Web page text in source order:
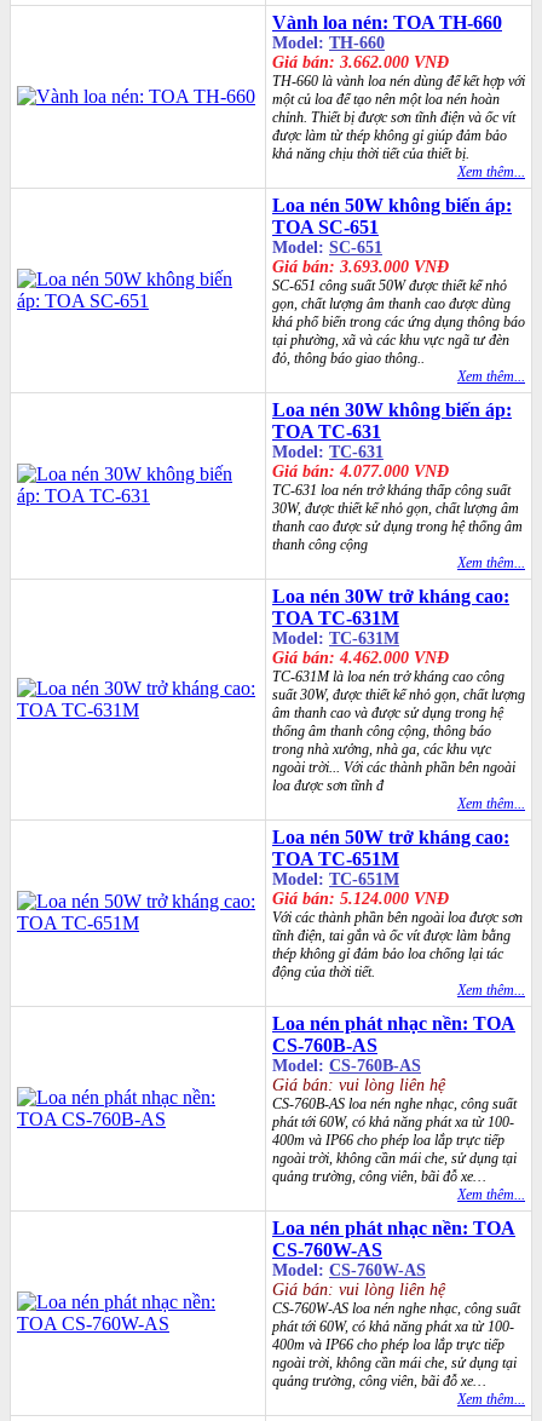
Vành loa nén: TOA TH-660
Model: TH-660
Giá bán: 3.662.000 VNĐ
TH-660 là vành loa nén dùng để kết hợp với
một củ loa để tạo nên một loa nén hoàn
chỉnh. Thiết bị được sơn tĩnh điện và ốc vít
được làm từ thép không gỉ giúp đảm bảo
khả năng chịu thời tiết của thiết bị.
Xem thêm...
Loa nén 50W không biến áp:
TOA SC-651
Model: SC-651
Giá bán: 3.693.000 VNĐ
SC-651 công suất 50W được thiết kế nhỏ
gọn, chất lượng âm thanh cao được dùng
khá phổ biến trong các ứng dụng thông báo
tại phường, xã và các khu vực ngã tư đèn
đỏ, thông báo giao thông..
Xem thêm...
Loa nén 30W không biến áp:
TOA TC-631
Model: TC-631
Giá bán: 4.077.000 VNĐ
TC-631 loa nén trở kháng thấp công suất
30W, được thiết kế nhỏ gọn, chất lượng âm
thanh cao được sử dụng trong hệ thống âm
thanh công cộng
Xem thêm...
Loa nén 30W trở kháng cao:
TOA TC-631M
Model: TC-631M
Giá bán: 4.462.000 VNĐ
TC-631M là loa nén trở kháng cao công
suất 30W, được thiết kế nhỏ gọn, chất lượng
âm thanh cao và được sử dụng trong hệ
thống âm thanh công cộng, thông báo
trong nhà xưởng, nhà ga, các khu vực
ngoài trời... Với các thành phần bên ngoài
loa được sơn tĩnh đ
Xem thêm...
Loa nén 50W trở kháng cao:
TOA TC-651M
Model: TC-651M
Giá bán: 5.124.000 VNĐ
Với các thành phần bên ngoài loa được sơn
tĩnh điện, tai gắn và ốc vít được làm bằng
thép không gỉ đảm bảo loa chống lại tác
động của thời tiết.
Xem thêm...
Loa nén phát nhạc nền: TOA
CS-760B-AS
Model: CS-760B-AS
Giá bán: vui lòng liên hệ
CS-760B-AS loa nén nghe nhạc, công suất
phát tới 60W, có khả năng phát xa từ 100-
400m và IP66 cho phép loa lắp trực tiếp
ngoài trời, không cần mái che, sử dụng tại
quảng trường, công viên, bãi đỗ xe…
Xem thêm...
Loa nén phát nhạc nền: TOA
CS-760W-AS
Model: CS-760W-AS
Giá bán: vui lòng liên hệ
CS-760W-AS loa nén nghe nhạc, công suất
phát tới 60W, có khả năng phát xa từ 100-
400m và IP66 cho phép loa lắp trực tiếp
ngoài trời, không cần mái che, sử dụng tại
quảng trường, công viên, bãi đỗ xe…
Xem thêm...